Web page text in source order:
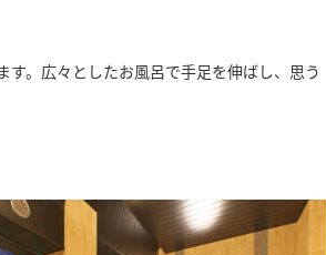
。広々としたお風呂で手足を伸ばし、思う